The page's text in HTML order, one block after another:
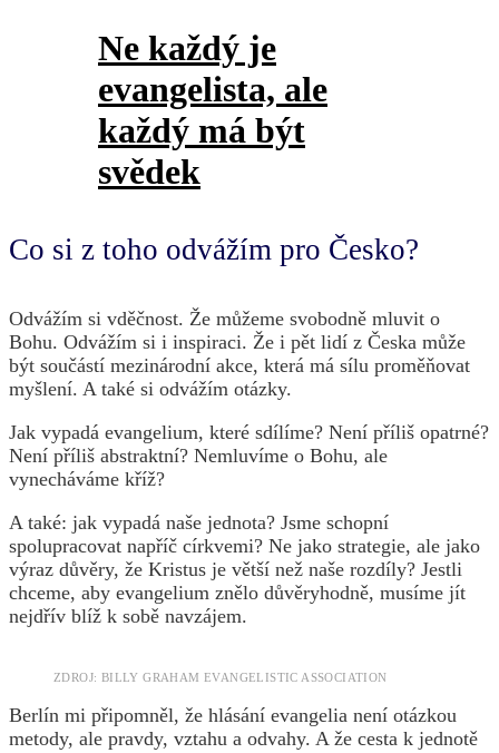
Ne každý je
evangelista, ale
každý má být
svědek
Co si z toho odvážím pro Česko?
Odvážím si vděčnost. Že můžeme svobodně mluvit o
Bohu. Odvážím si i inspiraci. Že i pět lidí z Česka může
být součástí mezinárodní akce, která má sílu proměňovat
myšlení. A také si odvážím otázky.
Jak vypadá evangelium, které sdílíme? Není příliš opatrné?
Není příliš abstraktní? Nemluvíme o Bohu, ale
vynecháváme kříž?
A také: jak vypadá naše jednota? Jsme schopní
spolupracovat napříč církvemi? Ne jako strategie, ale jako
výraz důvěry, že Kristus je větší než naše rozdíly? Jestli
chceme, aby evangelium znělo důvěryhodně, musíme jít
nejdřív blíž k sobě navzájem.
ZDROJ: BILLY GRAHAM EVANGELISTIC ASSOCIATION
Berlín mi připomněl, že hlásání evangelia není otázkou
metody, ale pravdy, vztahu a odvahy. A že cesta k jednotě